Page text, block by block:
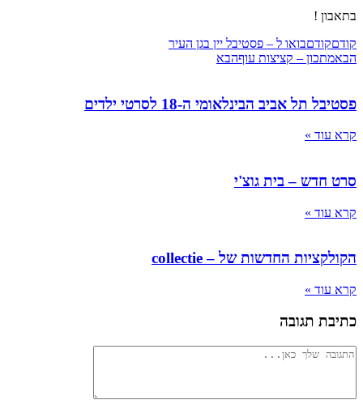
בתאבון !
קודםקודםבואו ל – פסטיבל יין בגן העיר
הבאמתכון – קציצות עוףהבא
פסטיבל תל אביב הבינלאומי ה-18 לסרטי ילדים
קרא עוד »
סרט חדש – בית גוצ'י
קרא עוד »
הקולקציות החדשות של – collectie
קרא עוד »
כתיבת תגובה
להגיב